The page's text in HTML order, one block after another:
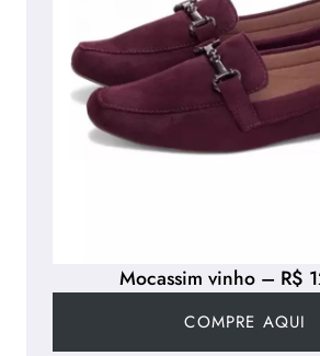
Mocassim vinho – R$
COMPRE AQUI